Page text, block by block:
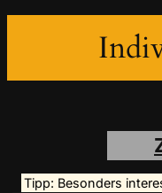
Tipp: Besonders